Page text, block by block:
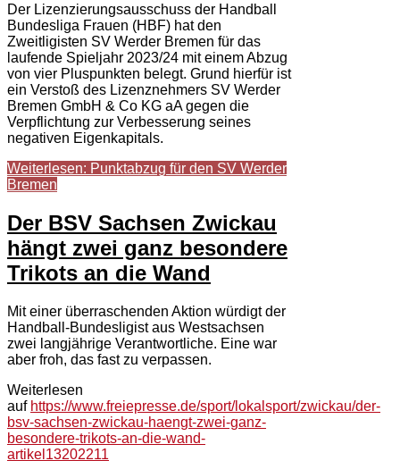
Der Lizenzierungsausschuss der Handball
Bundesliga Frauen (HBF) hat den
Zweitligisten SV Werder Bremen für das
laufende Spieljahr 2023/24 mit einem Abzug
von vier Pluspunkten belegt. Grund hierfür ist
ein Verstoß des Lizenznehmers SV Werder
Bremen GmbH & Co KG aA gegen die
Verpflichtung zur Verbesserung seines
negativen Eigenkapitals.
Weiterlesen: Punktabzug für den SV Werder
Bremen
Der BSV Sachsen Zwickau
hängt zwei ganz besondere
Trikots an die Wand
Mit einer überraschenden Aktion würdigt der
Handball-Bundesligist aus Westsachsen
zwei langjährige Verantwortliche. Eine war
aber froh, das fast zu verpassen.
Weiterlesen
auf https://www.freiepresse.de/sport/lokalsport/zwickau/der-
bsv-sachsen-zwickau-haengt-zwei-ganz-
besondere-trikots-an-die-wand-
artikel13202211